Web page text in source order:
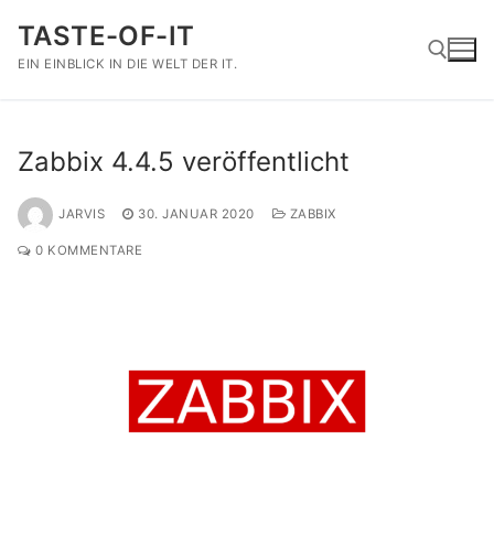
Inhalt
springen
TASTE-OF-IT
EIN EINBLICK IN DIE WELT DER IT.
Zabbix 4.4.5 veröffentlicht
JARVIS 30. JANUAR 2020 ZABBIX
0 KOMMENTARE